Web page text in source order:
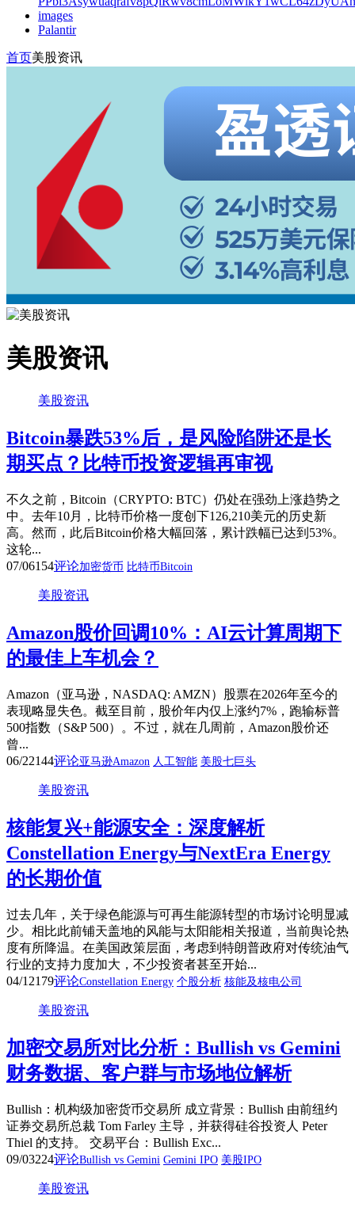
images
Palantir
首页美股资讯
美股资讯
美股资讯
Bitcoin暴跌53%后，是风险陷阱还是长
期买点？比特币投资逻辑再审视
不久之前，Bitcoin（CRYPTO: BTC）仍处在强劲上涨趋势之
中。去年10月，比特币价格一度创下126,210美元的历史新
高。然而，此后Bitcoin价格大幅回落，累计跌幅已达到53%。
这轮...
07/06154评论加密货币 比特币Bitcoin
美股资讯
Amazon股价回调10%：AI云计算周期下
的最佳上车机会？
Amazon（亚马逊，NASDAQ: AMZN）股票在2026年至今的
表现略显失色。截至目前，股价年内仅上涨约7%，跑输标普
500指数（S&P 500）。不过，就在几周前，Amazon股价还
曾...
06/22144评论亚马逊Amazon 人工智能 美股七巨头
美股资讯
核能复兴+能源安全：深度解析
Constellation Energy与NextEra Energy
的长期价值
过去几年，关于绿色能源与可再生能源转型的市场讨论明显减
少。相比此前铺天盖地的风能与太阳能相关报道，当前舆论热
度有所降温。在美国政策层面，考虑到特朗普政府对传统油气
行业的支持力度加大，不少投资者甚至开始...
04/12179评论Constellation Energy 个股分析 核能及核电公司
美股资讯
加密交易所对比分析：Bullish vs Gemini
财务数据、客户群与市场地位解析
Bullish：机构级加密货币交易所 成立背景：Bullish 由前纽约
证券交易所总裁 Tom Farley 主导，并获得硅谷投资人 Peter
Thiel 的支持。 交易平台：Bullish Exc...
09/03224评论Bullish vs Gemini Gemini IPO 美股IPO
美股资讯